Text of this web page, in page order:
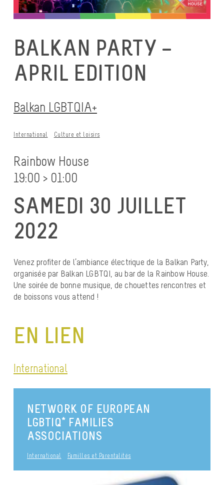
BALKAN PARTY –
APRIL EDITION
Balkan LGBTQIA+
International Culture et loisirs
Rainbow House
19:00 > 01:00
SAMEDI 30 JUILLET
2022
Venez profiter de l’ambiance électrique de la Balkan Party,
organisée par Balkan LGBTQI, au bar de la Rainbow House.
Une soirée de bonne musique, de chouettes rencontres et
de boissons vous attend !
EN LIEN
International
NETWORK OF EUROPEAN
LGBTIQ* FAMILIES
ASSOCIATIONS
International Familles et Parentalités